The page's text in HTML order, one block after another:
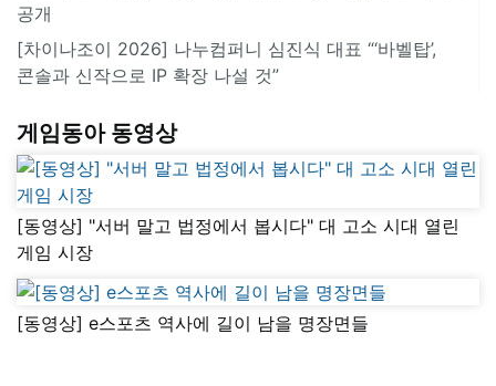
공개
[차이나조이 2026] 나누컴퍼니 심진식 대표 “‘바벨탑’,
콘솔과 신작으로 IP 확장 나설 것”
게임동아 동영상
[동영상] "서버 말고 법정에서 봅시다" 대 고소 시대 열린
게임 시장
[동영상] e스포츠 역사에 길이 남을 명장면들